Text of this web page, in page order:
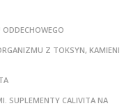
Z TOKSYN, KAMIENI
SUPLEMENTY CALIVITA NA